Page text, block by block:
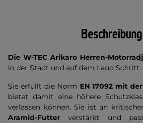
Beschreibung
Die W-TEC Arikaro Herren-
in der Stadt und auf dem Land Schritt.
Sie erfüllt die Norm EN 17092 mit
bietet damit eine höhere
verlassen können. Sie ist an
Aramid-Futter verstärkt und